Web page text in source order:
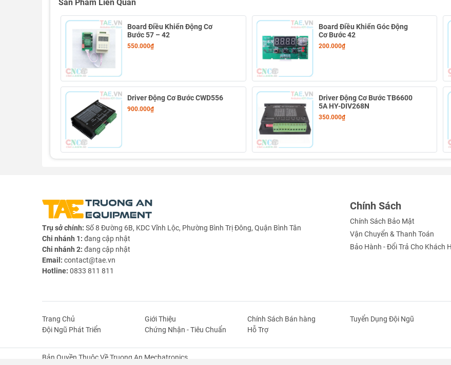
Sản Phẩm Liên Quan
Board Điều Khiển Động Cơ
Bước 57 – 42
550.000₫
Board Điều Khiển Góc Động
Cơ Bước 42
200.000₫
Driver Động Cơ Bước CWD556
900.000₫
Driver Động Cơ Bước TB6600
5A HY-DIV268N
350.000₫
Trụ sở chính: Số 8 Đường 6B, KDC Vĩnh Lộc, Phường Bình Trị Đông, Quận Bình Tân
Chi nhánh 1: đang cập nhật
Chi nhánh 2: đang cập nhật
Email: contact@tae.vn
Hotline: 0833 811 811
Chính Sách
Chính Sách Bảo Mật
Vận Chuyển & Thanh Toán
Bảo Hành - Đổi Trả Cho Khách
Trang Chủ Giới Thiệu Chính Sách Bán hàng Tuyển Dụng Đội Ngũ
Đội Ngũ Phát Triển
Chứng Nhận - Tiêu Chuẩn Hỗ Trợ
Bản Quyền Thuộc Về Truong An Mechatronics.